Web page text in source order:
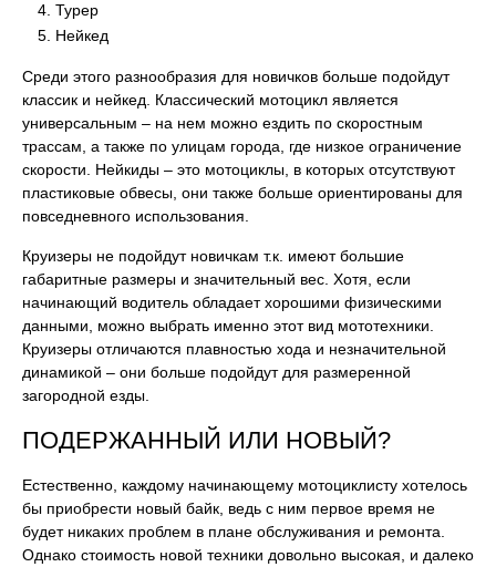
Турер
Нейкед
Среди этого разнообразия для новичков больше подойдут
классик и нейкед. Классический мотоцикл является
универсальным – на нем можно ездить по скоростным
трассам, а также по улицам города, где низкое ограничение
скорости. Нейкиды – это мотоциклы, в которых отсутствуют
пластиковые обвесы, они также больше ориентированы для
повседневного использования.
Круизеры не подойдут новичкам т.к. имеют большие
габаритные размеры и значительный вес. Хотя, если
начинающий водитель обладает хорошими физическими
данными, можно выбрать именно этот вид мототехники.
Круизеры отличаются плавностью хода и незначительной
динамикой – они больше подойдут для размеренной
загородной езды.
ПОДЕРЖАННЫЙ ИЛИ НОВЫЙ?
Естественно, каждому начинающему мотоциклисту хотелось
бы приобрести новый байк, ведь с ним первое время не
будет никаких проблем в плане обслуживания и ремонта.
Однако стоимость новой техники довольно высокая, и далеко